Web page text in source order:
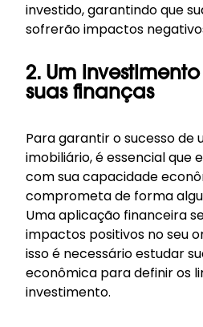
investido, garantindo que
sofrerão impactos
2. Um
suas finanças
Para garantir o sucesso de
imobiliário, é essencial que
com sua capacidade
comprometa de forma
Uma aplicação financeira
impactos positivos no seu
isso é necessário estudar
econômica para definir os
investimento.